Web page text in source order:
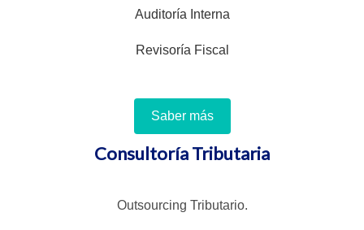
Auditoría Interna
Revisoría Fiscal
Saber más
Consultoría Tributaria
Outsourcing Tributario.